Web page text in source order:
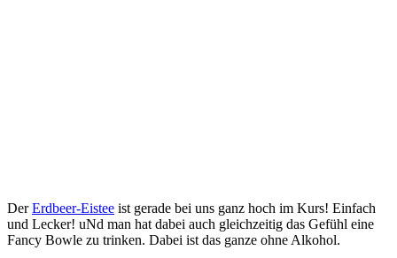
DerErdbeer-Eistee ist gerade bei uns ganz hoch im Kurs! Einfach
und Lecker! uNd man hat dabei auch gleichzeitig das Gefühl eine
Fancy Bowle zu trinken. Dabei ist das ganze ohne Alkohol.